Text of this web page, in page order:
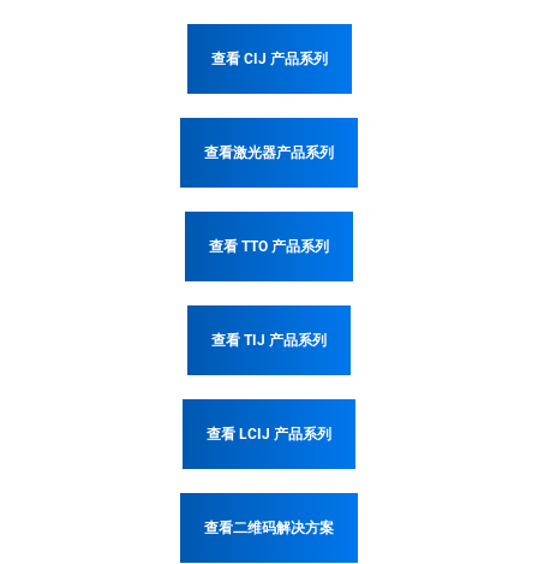
查看 CIJ 产品系列
查看激光器产品系列
查看 TTO 产品系列
查看 TIJ 产品系列
查看 LCIJ 产品系列
查看二维码解决方案